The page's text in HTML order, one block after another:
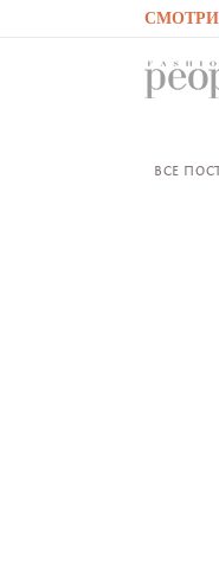
СМОТРИ
GO TO
ВСЕ